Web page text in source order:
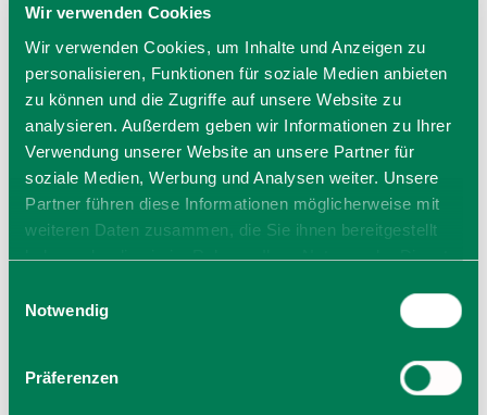
Wir verwenden Cookies
Wir verwenden Cookies, um Inhalte und Anzeigen zu
personalisieren, Funktionen für soziale Medien anbieten
zu können und die Zugriffe auf unsere Website zu
analysieren. Außerdem geben wir Informationen zu Ihrer
Verwendung unserer Website an unsere Partner für
soziale Medien, Werbung und Analysen weiter. Unsere
Partner führen diese Informationen möglicherweise mit
weiteren Daten zusammen, die Sie ihnen bereitgestellt
haben oder die sie im Rahmen Ihrer Nutzung der Dienste
Cookies, wenn Sie unsere Webseite weiterhin nutzen.
Notwendig
Präferenzen
TERMINE IM ÜBERBLICK
am 28.10.26
Termin speichern